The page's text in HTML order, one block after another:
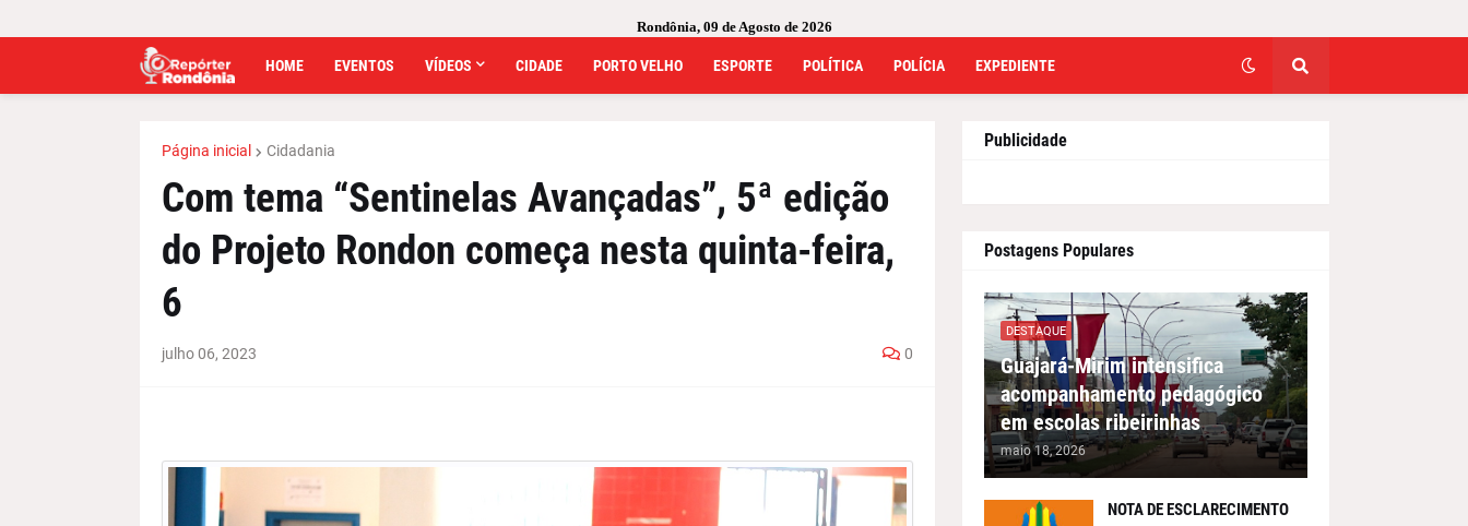
Rondônia, 09 de Agosto de 2026
HOME EVENTOS VÍDEOS CIDADE PORTO VELHO ESPORTE POLÍTICA POLÍCIA EXPEDIENTE
Página inicial Cidadania
Com tema “Sentinelas Avançadas”, 5ª edição
do Projeto Rondon começa nesta quinta-feira,
6
julho 06, 2023 0
Publicidade
Postagens Populares
DESTAQUE
Guajará-Mirim intensifica
acompanhamento pedagógico
em escolas ribeirinhas
maio 18, 2026
NOTA DE ESCLARECIMENTO